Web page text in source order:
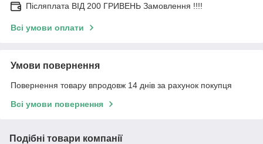
Післяплата ВІД 200 ГРИВЕНЬ Замовлення !!!!
Всі умови оплати
Умови повернення
Повернення товару впродовж 14 днів за рахунок покупця
Всі умови повернення
Подібні товари компанії